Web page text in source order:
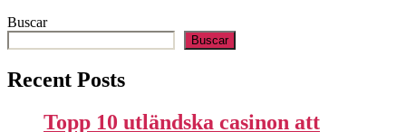
Buscar
Buscar
Recent Posts
Topp 10 utländska casinon att